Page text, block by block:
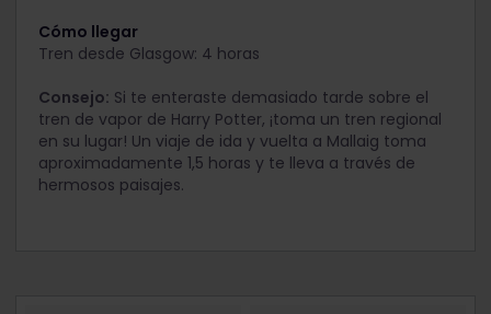
Cómo llegar
Tren desde Glasgow: 4 horas
Consejo: Si te enteraste demasiado tarde sobre el
tren de vapor de Harry Potter, ¡toma un tren regional
en su lugar! Un viaje de ida y vuelta a Mallaig toma
aproximadamente 1,5 horas y te lleva a través de
hermosos paisajes.